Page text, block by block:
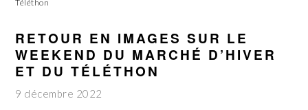
Téléthon
RETOUR EN IMAGES SUR LE
WEEKEND DU MARCHÉ D’HIVER
ET DU TÉLÉTHON
9 décembre 2022